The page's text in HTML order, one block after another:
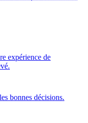
expérience de
bonnes décisions.